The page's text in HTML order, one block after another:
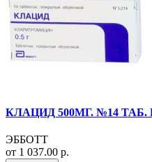
КЛАЦИД 500МГ. №14 ТАБ.
ЭББОТТ
от 1 037.00 р.